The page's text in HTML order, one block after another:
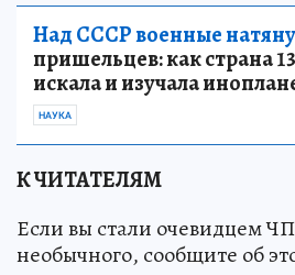
Над СССР военные
пришельцев: как страна
искала и изучала
НАУКА
К ЧИТАТЕЛЯМ
Если вы стали очевидцем
необычного, сообщите об